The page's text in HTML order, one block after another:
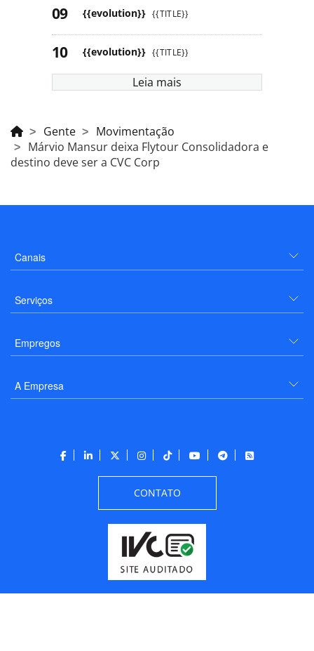
{{evolution}} {{TITLE}}
{{evolution}} {{TITLE}}
Leia mais
Gente
Movimentação
Márvio Mansur deixa Flytour Consolidadora e
destino deve ser a CVC Corp
Canais
Serviços
Empregos
A Empresa
CONTATO